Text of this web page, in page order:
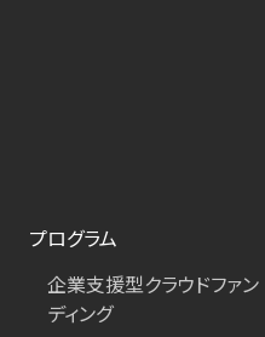
プログラム
企業支援型クラウドファン
ディング